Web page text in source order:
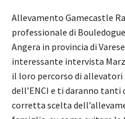
Allevamento Gamecastle
professionale di
Angera in provincia di
interessante intervista
il loro percorso di
dell’ENCI e ti daranno
corretta scelta